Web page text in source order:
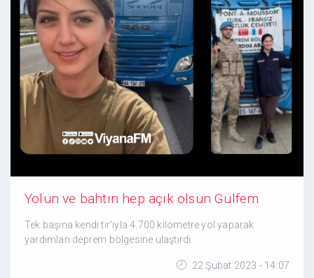
Yolun ve bahtın hep açık olsun Gülfem
Tek başına kendi tır'ıyla 4.700 kilometre yol yaparak
yardımları deprem bölgesine ulaştırdı.
22 Şubat 2023 - 14:07